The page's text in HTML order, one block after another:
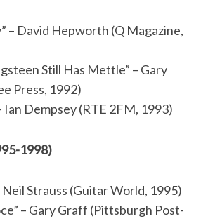
– David Hepworth (Q Magazine,
Still Has Mettle” – Gary
Press, 1992)
Dempsey (RTE 2FM, 1993)
1998)
Neil Strauss (Guitar World, 1995)
– Gary Graff (Pittsburgh Post-